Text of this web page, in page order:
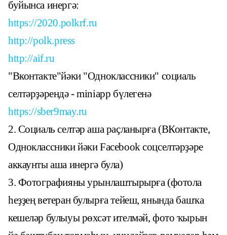
буйынса инергә:
https://2020.polkrf.ru
http://polk.press
http://aif.ru
"Вконтакте"йәки "Одноклассники" социаль
селтәрҙәрендә - miniapp бүлегенә
https://sber9may.ru
2. Социаль селтәр аша раҫланырға (ВКонтакте,
Одноклассники йәки Facebook соцселтәрҙәре
аккаунты аша инергә була)
3. Фотографияны урынлаштырырға (фотола
һеҙҙең ветеран булырға тейеш, янында башҡа
кешеләр булыуы рөхсәт ителмәй, фото ҡырын